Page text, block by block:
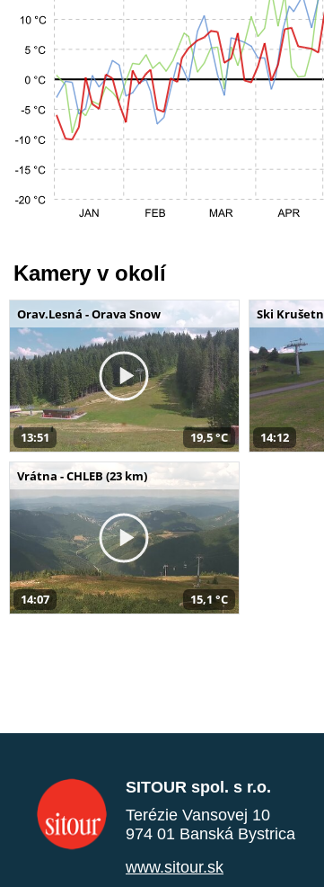
Kamery v okolí
Orav.Lesná - Orava Snow
13:51 19,5 °C
Ski
14:12
Vrátna - CHLEB (23 km)
14:07 15,1 °C
SITOUR spol. s r.o.
Terézie Vansovej 10
974 01 Banská Bystrica
www.sitour.sk